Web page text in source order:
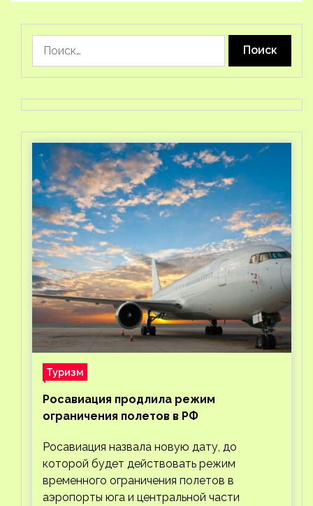
Туризм
Росавиация продлила режим
ограничения полетов в РФ
Росавиация назвала новую дату, до
которой будет действовать режим
временного ограничения полетов в
аэропорты юга и центральной части